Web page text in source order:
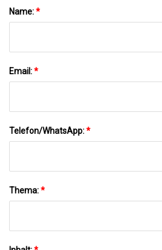
Name:*
Email:*
Telefon/WhatsApp:*
Thema:*